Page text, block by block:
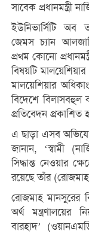
সাবেক প্রধানমন্ত্রী
ইউনিভার্সিটি অব
জেমস চ্যান
প্রথম কোনো
বিষয়টি
মালয়েশিয়ার
বিদেশে বিলাসবহুল
প্রতিবেদন প্রকাশিত
এ ছাড়া এসব
জানান, ‘স্বামী
সিদ্ধান্ত নেওয়ার
রয়েছে তাঁর
রোজমাহ মানসুরের
অর্থ মন্ত্রণালয়ের
বারহাদ’